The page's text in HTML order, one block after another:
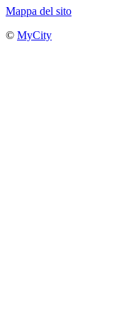
Mappa del sito
© MyCity